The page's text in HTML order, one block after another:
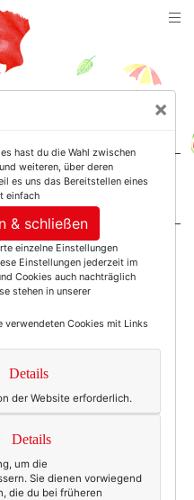
Not Girls.
dem
×
hast du die Wahl zwischen
weiteren, über deren
es uns das Bereitstellen eines
einfach
& schließen
einzelne Einstellungen
Einstellungen jederzeit im
Cookies auch nachträglich
stehen in unserer
verwendeten Cookies mit Links
Details
der Website erforderlich.
Details
um die
Sie dienen vorwiegend
die du bei früheren